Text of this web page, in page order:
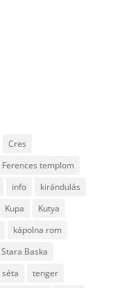
Cres
Ferences templom
info
kirándulás
Kupa
Kutya
kápolna rom
Stara Baska
séta
tenger